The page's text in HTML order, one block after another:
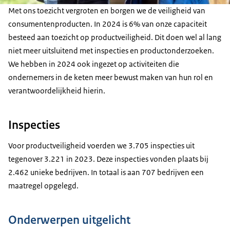
Met ons toezicht vergroten en borgen we de veiligheid van
consumentenproducten. In 2024 is 6% van onze capaciteit
besteed aan toezicht op productveiligheid. Dit doen wel al lang
niet meer uitsluitend met inspecties en productonderzoeken.
We hebben in 2024 ook ingezet op activiteiten die
ondernemers in de keten meer bewust maken van hun rol en
verantwoordelijkheid hierin.
Inspecties
Voor productveiligheid voerden we 3.705 inspecties uit
tegenover 3.221 in 2023. Deze inspecties vonden plaats bij
2.462 unieke bedrijven. In totaal is aan 707 bedrijven een
maatregel opgelegd.
Onderwerpen uitgelicht